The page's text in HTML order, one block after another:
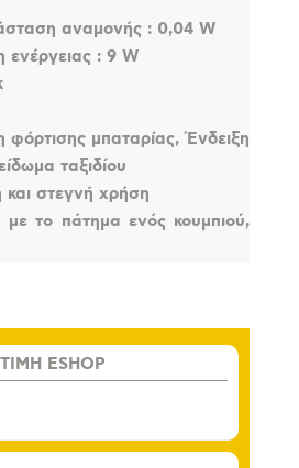
αναμονής : 0,04 W
ενέργειας : 9 W
μπαταρίας, Ένδειξη
ταξιδίου
στεγνή χρήση
με το πάτημα ενός κουμπιού,
TIMH ESHOP